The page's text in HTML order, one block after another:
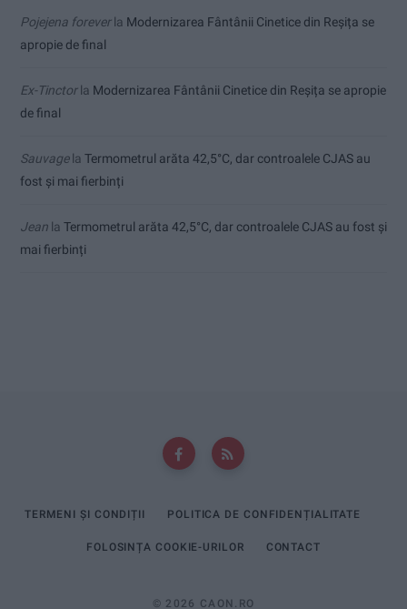
Pojejena foreverla Modernizarea Fântânii Cinetice din Reșița se
apropie de final
Ex-Tinctorla Modernizarea Fântânii Cinetice din Reșița se apropie
de final
Sauvagela Termometrul arăta 42,5°C, dar controalele CJAS au
fost și mai fierbinți
Jean la Termometrul arăta 42,5°C, dar controalele CJAS au fost și
mai fierbinți
TERMENI ȘI CONDIȚII POLITICA DE CONFIDENȚIALITATE
FOLOSINȚA COOKIE-URILOR CONTACT
© 2026 CAON.RO